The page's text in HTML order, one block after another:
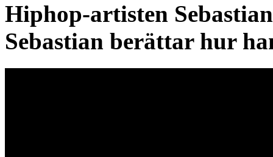
Hiphop-artisten
Sebastian berättar hur